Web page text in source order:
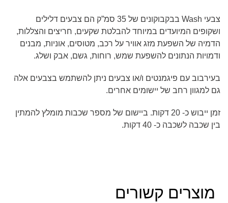
צבעי Wash בבקבוקונים של 35 סמ”ק הם צבעים דלילים
ושקופים המיועדים במיוחד להבלטת שקעים, חריצים והצללות,
הדמיה של השפעת מזג אוויר על רכב, מטוסים, אוניות, מבנים
ודמויות הנתונים להשפעת שמש, רוחות, גשם, אבק ושלג.
בעירבוב עם פיגמנטים ו/או צבעים ניתן להשתמש בצבעים אלה
גם למגוון רחב של יישומים אחרים.
זמן ייבוש כ- 20 דקות. ביישום של מספר שכבות מומלץ להמתין
בין שכבה לשכבה כ- 40 דקות.
מוצרים קשורים